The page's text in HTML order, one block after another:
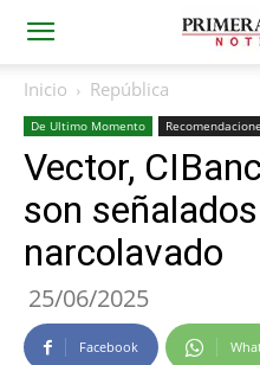
Inicio República
De Ultimo Momento
Vector,
son
narcolavado
25/06/2025
Facebook